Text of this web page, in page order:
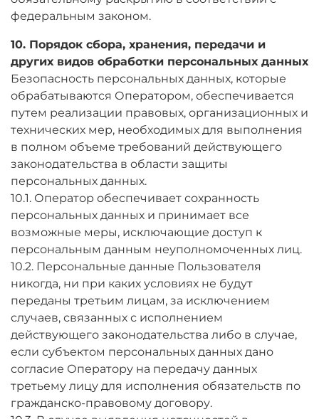
федеральным законом.
10. Порядок сбора, хранения, передачи и
других видов обработки персональных данных
Безопасность персональных данных, которые
обрабатываются Оператором, обеспечивается
путем реализации правовых, организационных и
технических мер, необходимых для выполнения
в полном объеме требований действующего
законодательства в области защиты
персональных данных.
10.1. Оператор обеспечивает сохранность
персональных данных и принимает все
возможные меры, исключающие доступ к
персональным данным неуполномоченных лиц.
10.2. Персональные данные Пользователя
никогда, ни при каких условиях не будут
переданы третьим лицам, за исключением
случаев, связанных с исполнением
действующего законодательства либо в случае,
если субъектом персональных данных дано
согласие Оператору на передачу данных
третьему лицу для исполнения обязательств по
гражданско-правовому договору.